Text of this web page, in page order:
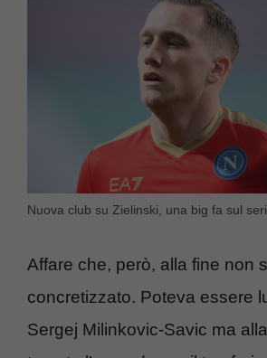
Nuova club su Zielinski, una big fa sul
Affare che, però, alla fine non
concretizzato. Poteva essere
Sergej Milinkovic-Savic ma